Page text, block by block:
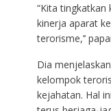
“Kita tingkatkan
kinerja aparat
terorisme,’’
Dia
kelompok
kejahatan. Hal